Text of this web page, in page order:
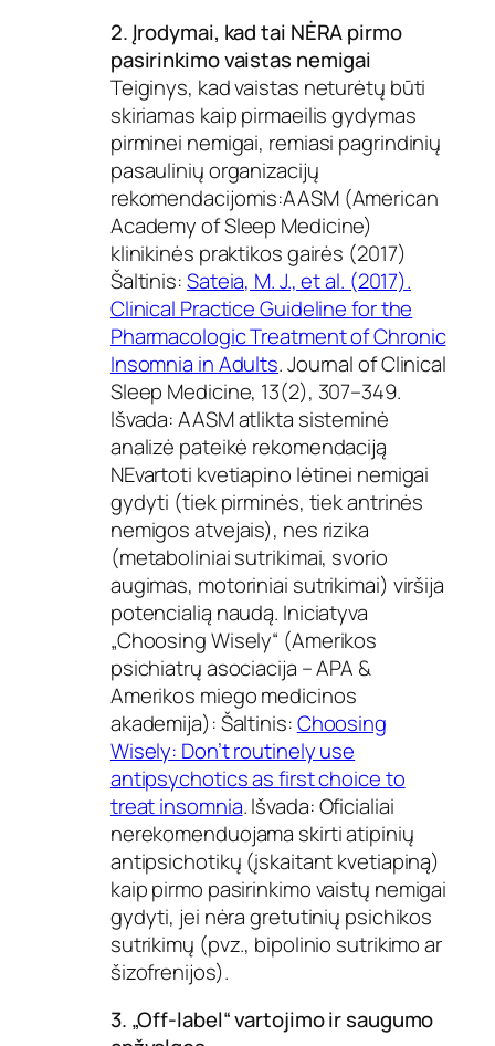
2. Įrodymai, kad tai NĖRA pirmo
pasirinkimo vaistas nemigai
Teiginys, kad vaistas neturėtų būti
skiriamas kaip pirmaeilis gydymas
pirminei nemigai, remiasi pagrindinių
pasaulinių organizacijų
rekomendacijomis:AASM (American
Academy of Sleep Medicine)
klinikinės praktikos gairės (2017)
Šaltinis:Sateia, M. J., et al. (2017).
Clinical Practice Guideline for the
Pharmacologic Treatment of Chronic
Insomnia in Adults. Journal of Clinical
Sleep Medicine, 13(2), 307–349.
Išvada: AASM atlikta sisteminė
analizė pateikė rekomendaciją
NEvartoti kvetiapino lėtinei nemigai
gydyti (tiek pirminės, tiek antrinės
nemigos atvejais), nes rizika
(metaboliniai sutrikimai, svorio
augimas, motoriniai sutrikimai) viršija
potencialią naudą. Iniciatyva
„Choosing Wisely“ (Amerikos
psichiatrų asociacija – APA &
Amerikos miego medicinos
akademija): Šaltinis:Choosing
Wisely: Don’t routinely use
antipsychotics as first choice to
treat insomnia. Išvada: Oficialiai
nerekomenduojama skirti atipinių
antipsichotikų (įskaitant kvetiapiną)
kaip pirmo pasirinkimo vaistų nemigai
gydyti, jei nėra gretutinių psichikos
sutrikimų (pvz., bipolinio sutrikimo ar
šizofrenijos).
3. „Off-label“ vartojimo ir saugumo